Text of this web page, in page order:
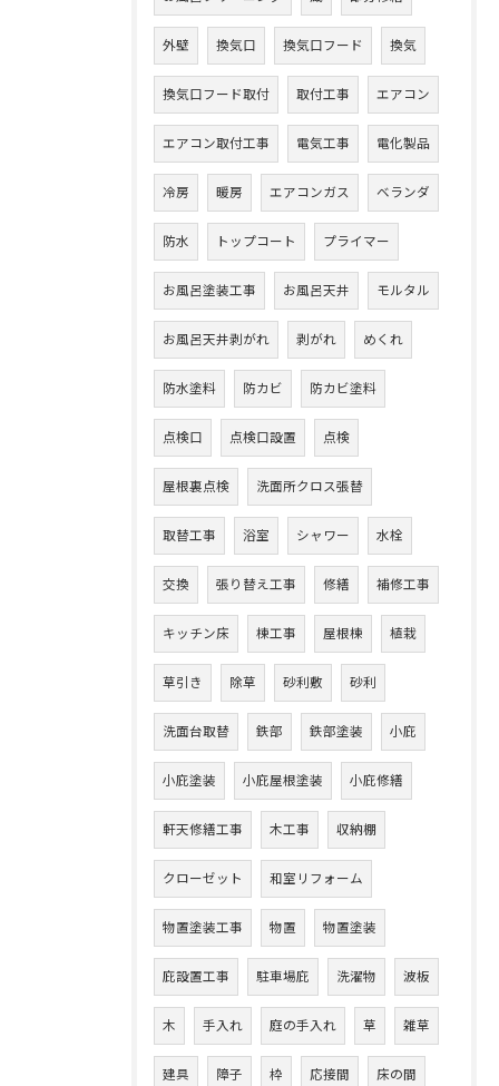
外壁 換気口 換気口フード 換気
換気口フード取付 取付工事 エアコン
エアコン取付工事 電気工事 電化製品
冷房 暖房 エアコンガス ベランダ
防水 トップコート プライマー
お風呂塗装工事 お風呂天井 モルタル
お風呂天井剥がれ 剥がれ めくれ
防水塗料 防カビ 防カビ塗料
点検口 点検口設置 点検
屋根裏点検 洗面所クロス張替
取替工事 浴室 シャワー 水栓
交換 張り替え工事 修繕 補修工事
キッチン床 棟工事 屋根棟 植栽
草引き 除草 砂利敷 砂利
洗面台取替 鉄部 鉄部塗装 小庇
小庇塗装 小庇屋根塗装 小庇修繕
軒天修繕工事 木工事 収納棚
クローゼット 和室リフォーム
物置塗装工事 物置 物置塗装
庇設置工事 駐車場庇 洗濯物 波板
木 手入れ 庭の手入れ 草 雑草
建具 障子 枠 応接間 床の間